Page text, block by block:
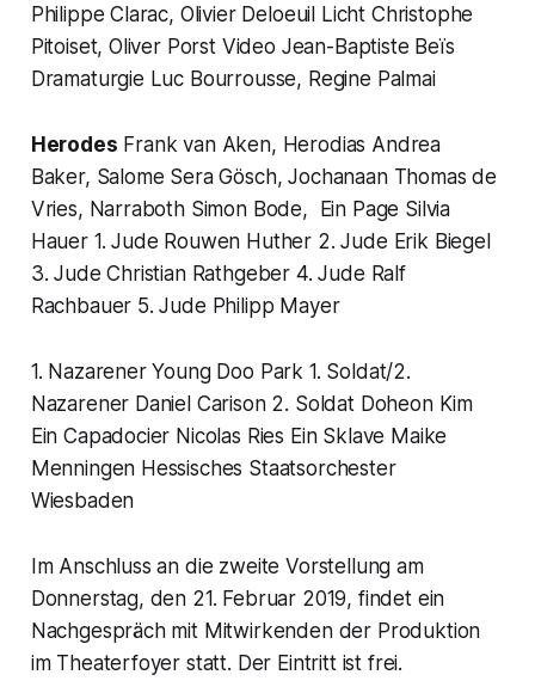
Philippe Clarac, Olivier Deloeuil Licht Christophe
Pitoiset, Oliver Porst Video Jean-Baptiste Beïs
Dramaturgie Luc Bourrousse, Regine Palmai
Herodes Frank van Aken, Herodias Andrea
Baker, Salome Sera Gösch, Jochanaan Thomas de
Vries, Narraboth Simon Bode, Ein Page Silvia
Hauer 1. Jude Rouwen Huther 2. Jude Erik Biegel
3. Jude Christian Rathgeber 4. Jude Ralf
Rachbauer 5. Jude Philipp Mayer
1. Nazarener Young Doo Park 1. Soldat/2.
Nazarener Daniel Carison 2. Soldat Doheon Kim
Ein Capadocier Nicolas Ries Ein Sklave Maike
Menningen Hessisches Staatsorchester
Wiesbaden
Im Anschluss an die zweite Vorstellung am
Donnerstag, den 21. Februar 2019, findet ein
Nachgespräch mit Mitwirkenden der Produktion
im Theaterfoyer statt. Der Eintritt ist frei.